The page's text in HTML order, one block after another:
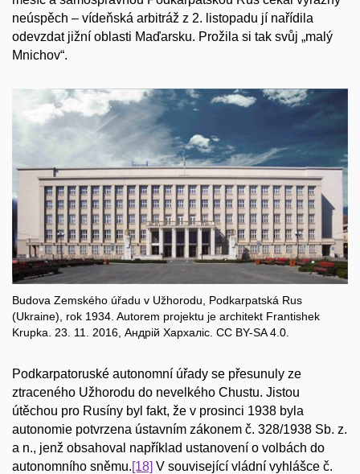
neúspěch – vídeňská arbitráž z 2. listopadu jí nařídila
odevzdat jižní oblasti Maďarsku. Prožila si tak svůj „malý
Mnichov“.
Budova Zemského úřadu v Užhorodu, Podkarpatská Rus
(Ukraine), rok 1934. Autorem projektu je architekt Frantishek
Krupka. 23. 11. 2016, Андрій Хархаліс. CC BY-SA 4.0.
Podkarpatoruské autonomní úřady se přesunuly ze
ztraceného Užhorodu do nevelkého Chustu. Jistou
útěchou pro Rusíny byl fakt, že v prosinci 1938 byla
autonomie potvrzena ústavním zákonem č. 328/1938 Sb. z.
a n., jenž obsahoval například ustanovení o volbách do
autonomního sněmu.[18] V související vládní vyhlášce č.